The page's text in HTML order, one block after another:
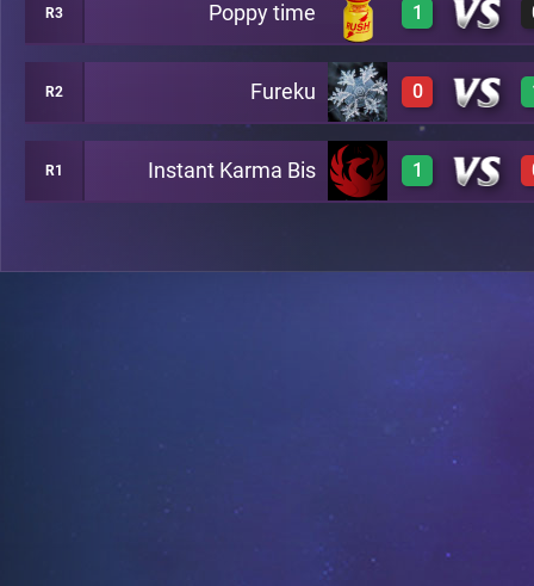
3 B6
R3 Poppy time 1
3 B7
R2 Fureku 0
0 B8
R1 Instant Karma Bis 1